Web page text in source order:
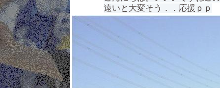
遠いと大変そう．．応援ｐｐ